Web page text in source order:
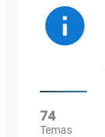
74
Temas